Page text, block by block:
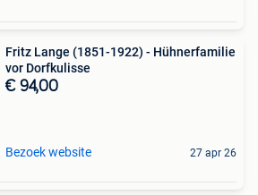
Fritz Lange (1851-1922) - Hühnerfamilie
vor Dorfkulisse
€ 94,00
Bezoek website 27 apr 26